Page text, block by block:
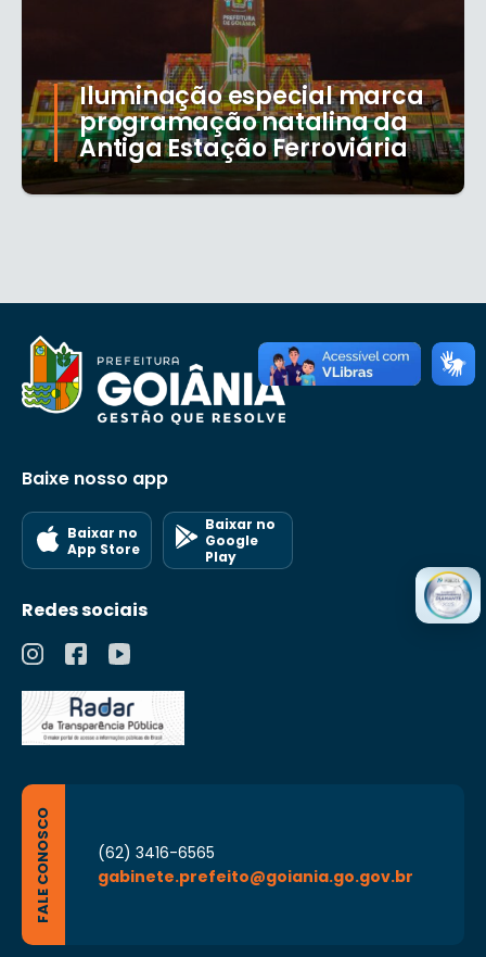
Iluminação especial marca
programação natalina da
Antiga Estação Ferroviária
Baixe nosso app
Baixar no
App Store
Baixar no
Google
Play
Redes sociais
FALE CONOSCO
(62) 3416-6565
gabinete.prefeito@goiania.go.gov.br